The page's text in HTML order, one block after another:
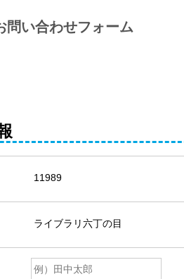
問い合わせフォーム